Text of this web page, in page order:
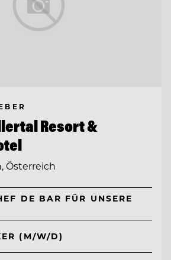
Resort &
Österreich
DE BAR FÜR UNSERE
(M/W/D)